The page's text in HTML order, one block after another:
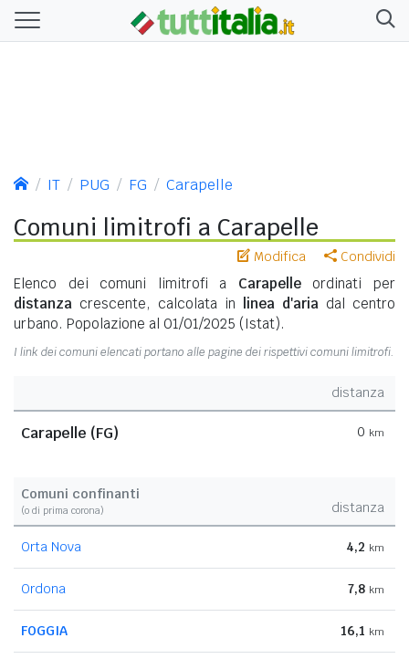
IT PUG FG Carapelle
Comuni limitrofi a Carapelle
Modifica Condividi
Elenco dei comuni limitrofi a Carapelleordinati per
distanza crescente, calcolata in linea d'aria dal centro
urbano. Popolazione al 01/01/2025 (Istat).
I link dei comuni elencati portano alle pagine dei rispettivi comuni limitrofi.
distanza
Carapelle (FG) 0 km
Comuni confinanti
(o di prima corona) distanza
Orta Nova 4,2 km
Ordona 7,8 km
FOGGIA 16,1 km